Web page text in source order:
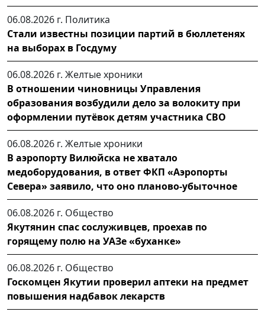
06.08.2026 г. Политика
Стали известны позиции партий в бюллетенях
на выборах в Госдуму
06.08.2026 г. Желтые хроники
В отношении чиновницы Управления
образования возбудили дело за волокиту при
оформлении путёвок детям участника СВО
06.08.2026 г. Желтые хроники
В аэропорту Вилюйска не хватало
медоборудования, в ответ ФКП «Аэропорты
Севера» заявило, что оно планово-убыточное
06.08.2026 г. Общество
Якутянин спас сослуживцев, проехав по
горящему полю на УАЗе «буханке»
06.08.2026 г. Общество
Госкомцен Якутии проверил аптеки на предмет
повышения надбавок лекарств